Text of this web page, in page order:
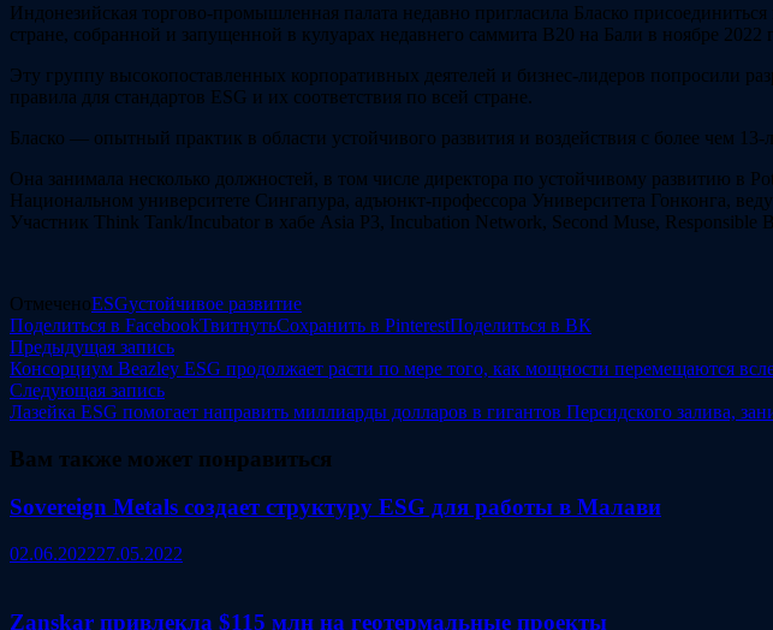
Индонезийская торгово-промышленная палата недавно пригласила Бласко
стране, собранной и запущенной в кулуарах недавнего саммита B20 на Бали в ноябре 2022
Эту группу высокопоставленных корпоративных деятелей и бизнес-лидеров попросили
правила для стандартов ESG и их соответствия по всей стране.
Бласко — опытный практик в области устойчивого развития и воздействия с более чем
Она занимала несколько должностей, в том числе директора по устойчивому развитию в
Национальном университете Сингапура, адъюнкт-профессора Университета Гонконга,
Участник Think Tank/Incubator в хабе Asia P3, Incubation Network, Second Muse,
ОтмеченоESGустойчивое развитие
Поделиться в FacebookТвитнутьСохранить в PinterestПоделиться в ВК
Навигация
по
записям
Предыдущая записьПредыдущая
запись:
Консорциум Beazley ESG продолжает расти по мере того, как мощности перемещаются
Следующая записьСледующая
запись:
Лазейка ESG помогает направить миллиарды долларов в гигантов Персидского залива,
Вам также может понравиться
Sovereign Metals создает структуру ESG для работы в Малави
02.06.202227.05.2022
Zanskar привлекла $115 млн на геотермальные проекты